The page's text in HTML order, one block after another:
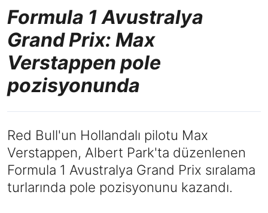
Formula 1 Avustralya
Grand Prix: Max
Verstappen pole
pozisyonunda
Red Bull'un Hollandalı pilotu Max
Verstappen, Albert Park'ta düzenlenen
Formula 1 Avustralya Grand Prix sıralama
turlarında pole pozisyonunu kazandı.